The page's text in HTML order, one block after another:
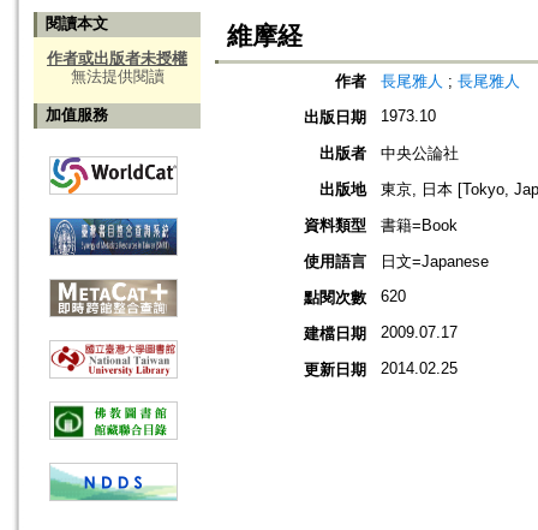
閱讀本文
作者或出版者未授權
無法提供閱讀
加值服務
維摩経
作者 長尾雅人 ; 長尾雅人
出版日期
1973.10
出版者
中央公論社
出版地
東京, 日本 [Tokyo,
資料類型
書籍=Book
使用語言
日文=Japanese
點閱次數
620
建檔日期 2009.07.17
更新日期 2014.02.25